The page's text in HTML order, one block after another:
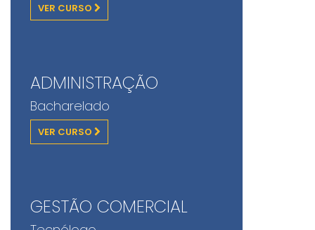
VER CURSO
ADMINISTRAÇÃO
Bacharelado
VER CURSO
GESTÃO COMERCIAL